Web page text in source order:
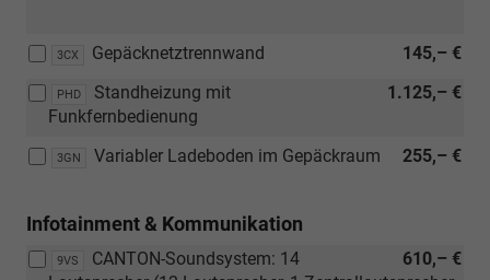
3CX 145,– €
Gepäcknetztrennwand
PHD 1.125,– €
Standheizung mit
Funkfernbedienung
3GN 255,– €
Variabler Ladeboden im Gepäckraum
Infotainment & Kommunikation
9VS 610,– €
CANTON-Soundsystem: 14